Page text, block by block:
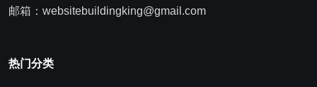
邮箱：websitebuildingking@gmail.com
热门分类